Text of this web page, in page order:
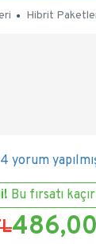
Hibrit
4 yorum
Bu fırsatı